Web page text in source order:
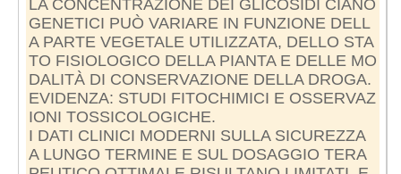
LA CONCENTRAZIONE DEI GLICOSIDI CIANO
GENETICI PUÒ VARIARE IN FUNZIONE DELL
A PARTE VEGETALE UTILIZZATA, DELLO STA
TO FISIOLOGICO DELLA PIANTA E DELLE MO
DALITÀ DI CONSERVAZIONE DELLA DROGA.
EVIDENZA: STUDI FITOCHIMICI E OSSERVAZ
IONI TOSSICOLOGICHE.
I DATI CLINICI MODERNI SULLA SICUREZZA
A LUNGO TERMINE E SUL DOSAGGIO TERA